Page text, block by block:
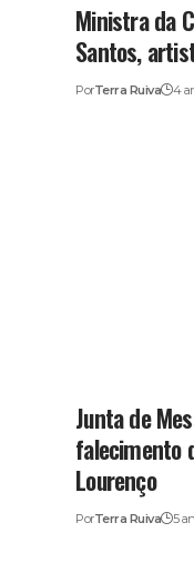
Ministra da
Santos,
PorTerra Ruiva 4
Junta de
falecimento
Lourenço
PorTerra Ruiva 5